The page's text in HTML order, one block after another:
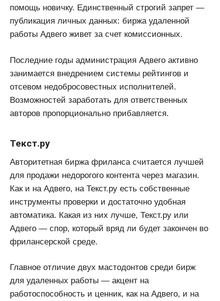
помощь новичку. Единственный строгий запрет —
публикация личных данных: биржа удаленной
работы Адвего живет за счет комиссионных.
Последние годы администрация Адвего активно
занимается внедрением системы рейтингов и
отсевом недобросовестных исполнителей.
Возможностей заработать для ответственных
авторов пропорционально прибавляется.
Текст.ру
Авторитетная биржа фриланса считается лучшей
для продажи недорогого контента через магазин.
Как и на Адвего, на Текст.ру есть собственные
инструменты проверки и достаточно удобная
автоматика. Какая из них лучше, Текст.ру или
Адвего — спор, который вряд ли будет закончен во
фрилансерской среде.
Главное отличие двух мастодонтов среди бирж
для удаленных работы — акцент на
работоспособность и ценник, как на Адвего, и на